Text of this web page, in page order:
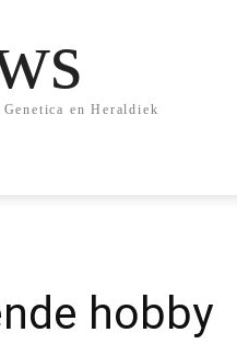
en Heraldiek
hobby